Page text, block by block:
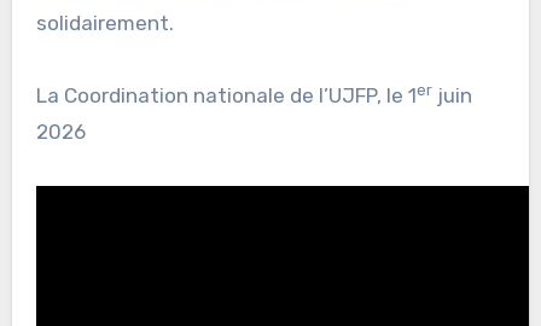
solidairement.
La Coordination nationale de l’UJFP, le 1erjuin
2026